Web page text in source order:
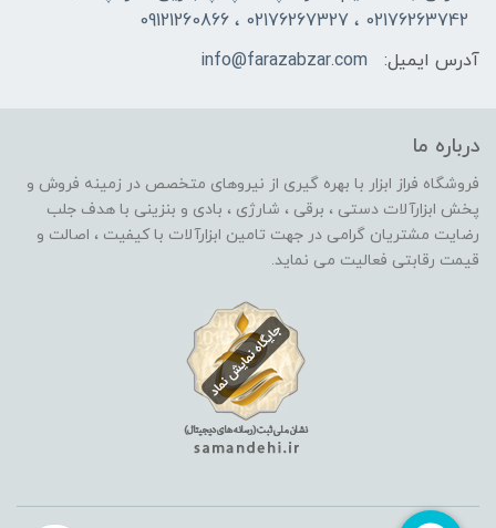
02176263742 ، 02176267327 ، 09121260866
آدرس ایمیل:
info@farazabzar.com
درباره ما
فروشگاه فراز ابزار با بهره گیری از نیروهای متخصص در زمینه فروش و
پخش ابزارآلات دستی ، برقی ، شارژی ، بادی و بنزینی با هدف جلب
رضایت مشتریان گرامی در جهت تامین ابزارآلات با کیفیت ، اصالت و
قیمت رقابتی فعالیت می نماید.